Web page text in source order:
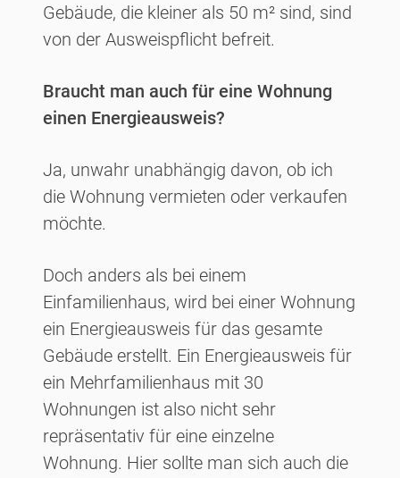
Gebäude, die kleiner als 50 m² sind, sind
von der Ausweispflicht befreit.
Braucht man auch für eine Wohnung
einen Energieausweis?
Ja, unwahr unabhängig davon, ob ich
die Wohnung vermieten oder verkaufen
möchte.
Doch anders als bei einem
Einfamilienhaus, wird bei einer Wohnung
ein Energieausweis für das gesamte
Gebäude erstellt. Ein Energieausweis für
ein Mehrfamilienhaus mit 30
Wohnungen ist also nicht sehr
repräsentativ für eine einzelne
Wohnung. Hier sollte man sich auch die